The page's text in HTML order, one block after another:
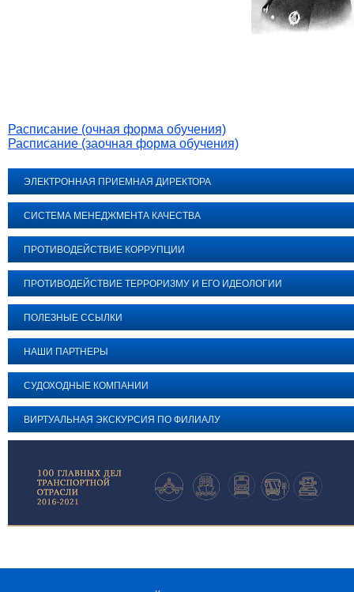
Расписание (очная форма обучения)
Расписание (заочная форма обучения)
ЭЛЕКТРОННАЯ ПРИЕМНАЯ ДИРЕКТОРА
СИСТЕМА МЕНЕДЖМЕНТА КАЧЕСТВА
ПРОТИВОДЕЙСТВИЕ КОРРУПЦИИ
ПРОТИВОДЕЙСТВИЕ ТЕРРОРИЗМУ И ЕГО ИДЕОЛОГИИ
ПОЛЕЗНЫЕ ССЫЛКИ
НАШИ ПАРТНЕРЫ
СУДОХОДНЫЕ КОМПАНИИ
ВИРТУАЛЬНАЯ ЭКСКУРСИЯ ПО ФИЛИАЛУ